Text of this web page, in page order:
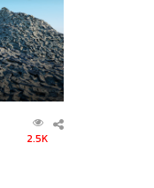
2.5K